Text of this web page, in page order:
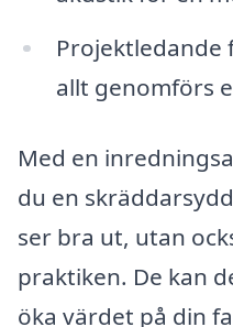
Projektledande
allt genomförs
Med en
du en
ser bra ut, utan
praktiken. De kan
öka värdet på din